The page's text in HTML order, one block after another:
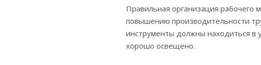
Правильная организация рабочего
повышению производительности
инструменты должны находиться в
хорошо освещено.